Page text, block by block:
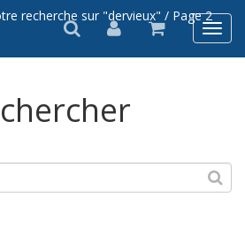
recherche sur "dervieux" / Page 2